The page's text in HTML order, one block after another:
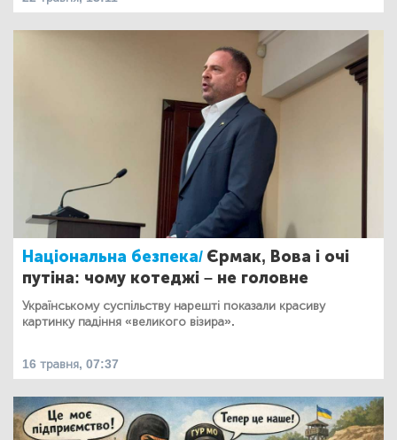
Національна безпека/ Єрмак, Вова і очі
путіна: чому котеджі – не головне
Українському суспільству нарешті показали красиву
картинку падіння «великого візира».
16 травня, 07:37